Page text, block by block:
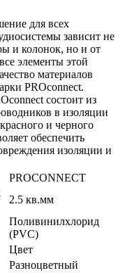
для всех
зависит не
и колонок, но и от
элементы этой
материалов
PROconnect.
состоит из
в изоляции
и черного
обеспечить
изоляции и
PROCONNECT
2.5 кв.мм
Поливинилхлорид
(PVC)
Цвет
Разноцветный